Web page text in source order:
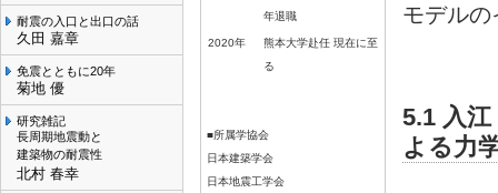
耐震の入口と出口の話
久田 嘉章
免震とともに20年
菊地 優
研究雑記
長周期地震動と
建築物の耐震性
北村 春幸
年退職
2020年
熊本大学赴任 現在に至
る
■所属学協会
日本建築学会
日本地震工学会
モデル
5.1 入
よる力